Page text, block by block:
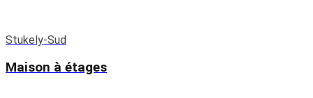
Stukely-Sud
Maison à étages